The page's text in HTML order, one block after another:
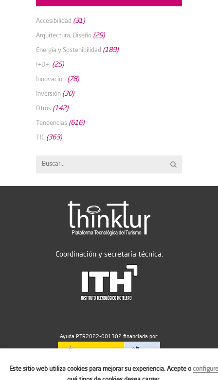
Accesibilidad (31)
Arquitectura, Diseño (29)
Energía y Sostenibilidad (189)
I+D+i (25)
Innovación (78)
Inversión (30)
Otros (142)
Tendencias (616)
TIC (363)
Coordinación y secretaría técnica:
Ayuda PTR2022-001302 financiada por:
MICIU/AEI/10.13039/501100011033
Este sitio web utiliza cookies para mejorar su experiencia. Acepte oconfigure